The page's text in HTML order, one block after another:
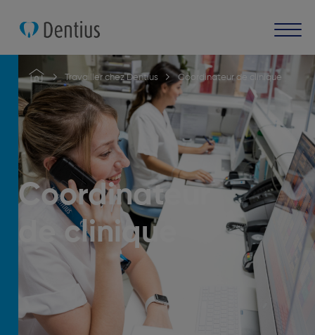
Travailler chez Dentius Coordinateur de clinique
Coordinateur
de clinique